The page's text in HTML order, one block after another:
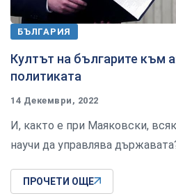
БЪЛГАРИЯ
Култът на българите към
политиката
14 Декември, 2022
И, както е при Маяковски,
научи да управлява
ПРОЧЕТИ ОЩЕ